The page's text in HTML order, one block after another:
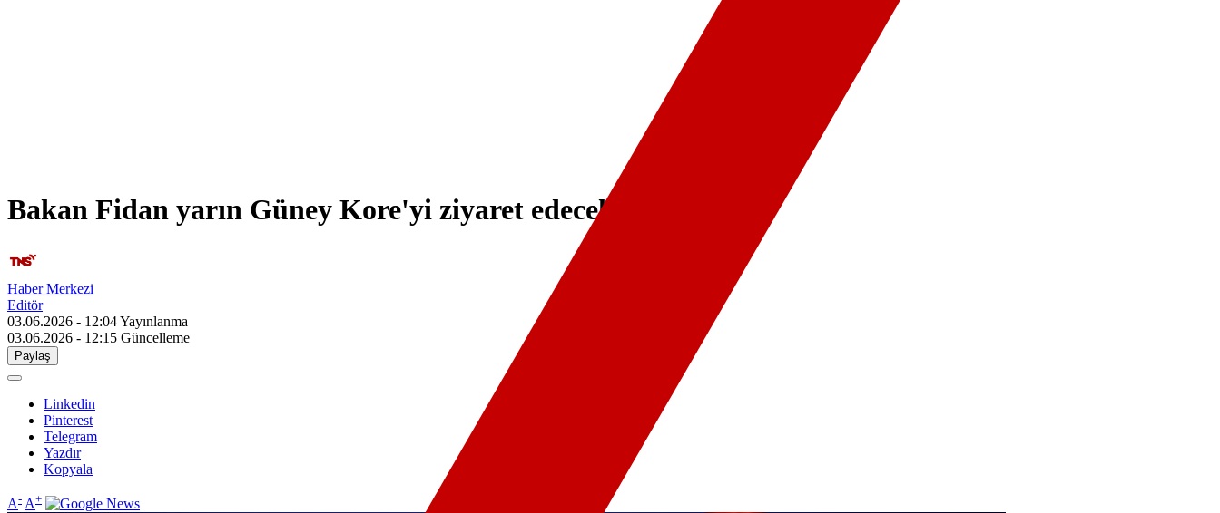
Bakan Fidan yarın Güney Kore'yi ziyaret edecek
Haber Merkezi
Editör
03.06.2026 - 12:04Yayınlanma
03.06.2026 - 12:15 Güncelleme
Paylaş
Linkedin
Pinterest
Telegram
Yazdır
Kopyala
A- A+